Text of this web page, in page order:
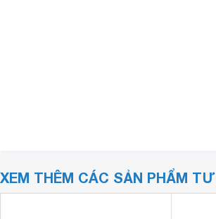
XEM THÊM CÁC SẢN PHẨM